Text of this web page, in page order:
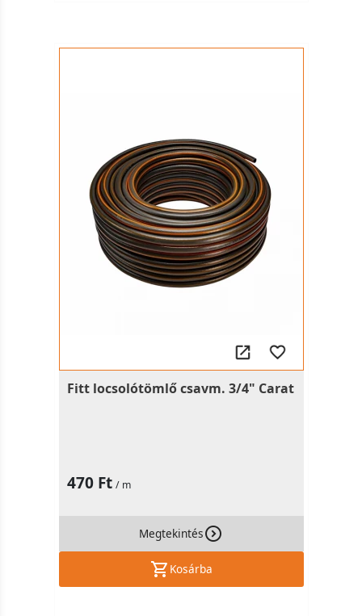
Fitt locsolótömlő csavm. 3/4" Carat
470 Ft / m
Megtekintés
Kosárba